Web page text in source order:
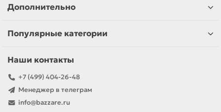
Дополнительно
Популярные категории
Наши контакты
+7 (499) 404-26-48
Менеджер в телеграм
info@bazzare.ru